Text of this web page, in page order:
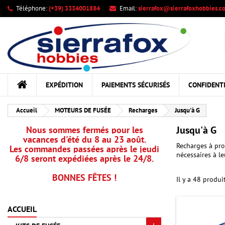
Téléphone:(+39) 3334001884 Email:
EXPÉDITION PAIEMENTS SÉCURISÉS
Accueil MOTEURS DE FUSÉE Recharges Jusqu'à G
Nous sommes fermés pour les
vacances d'été du 8 au 23 août.
Les commandes passées après le jeudi
6/8 seront expédiées après le 24/8.
BONNES FÊTES !
ACCUEIL
Jusqu'à G
Recharges à
nécessaires à
Il y a 48